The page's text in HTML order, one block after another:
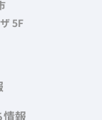
5F
情報